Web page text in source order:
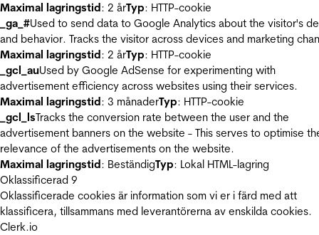
Maximal lagringstid: 2 årTyp: HTTP-cookie
_ga_#Used to send data to Google Analytics about the visitor's
and behavior. Tracks the visitor across devices and marketing
Maximal lagringstid: 2 årTyp: HTTP-cookie
_gcl_auUsed by Google AdSense for experimenting with
advertisement efficiency across websites using their services.
Maximal lagringstid: 3 månaderTyp: HTTP-cookie
_gcl_lsTracks the conversion rate between the user and the
advertisement banners on the website - This serves to optimise
relevance of the advertisements on the website.
Maximal lagringstid: BeständigTyp: Lokal HTML-lagring
Oklassificerad 9
Oklassificerade cookies är information som vi er i färd med att
klassificera, tillsammans med leverantörerna av enskilda cookies.
Clerk.io